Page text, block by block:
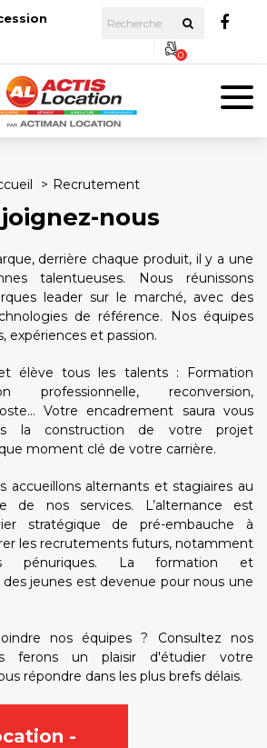
0
Recrutement
nous
derrière chaque produit, il y a une
talentueuses. Nous réunissons
leader sur le marché, avec des
de référence. Nos équipes
expériences et passion.
élève tous les talents : Formation
professionnelle, reconversion,
Votre encadrement saura vous
la construction de votre projet
moment clé de votre carrière.
accueillons alternants et stagiaires au
de nos services. L’alternance est
stratégique de pré-embauche à
les recrutements futurs, notamment
pénuriques. La formation et
jeunes est devenue pour nous une
nos équipes ? Consultez nos
ferons un plaisir d'étudier votre
répondre dans les plus brefs délais.
-